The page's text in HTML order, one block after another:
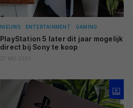
NIEUWS ENTERTAINMENT GAMING
PlayStation 5 later dit jaar mogelijk
direct bij Sony te koop
27 MEI 2021